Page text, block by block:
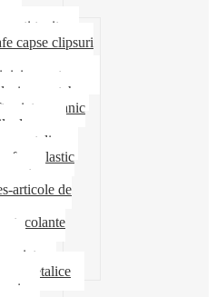
tavite
capse clipsuri
corectoare
scotch
caiet mecanic
dosare
metalice
elastic
articole de
metalice